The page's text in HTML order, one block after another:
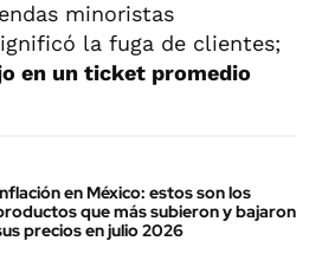
minoristas
la fuga de clientes;
en un ticket promedio
en México: estos son los
que más subieron y bajaron
precios en julio 2026